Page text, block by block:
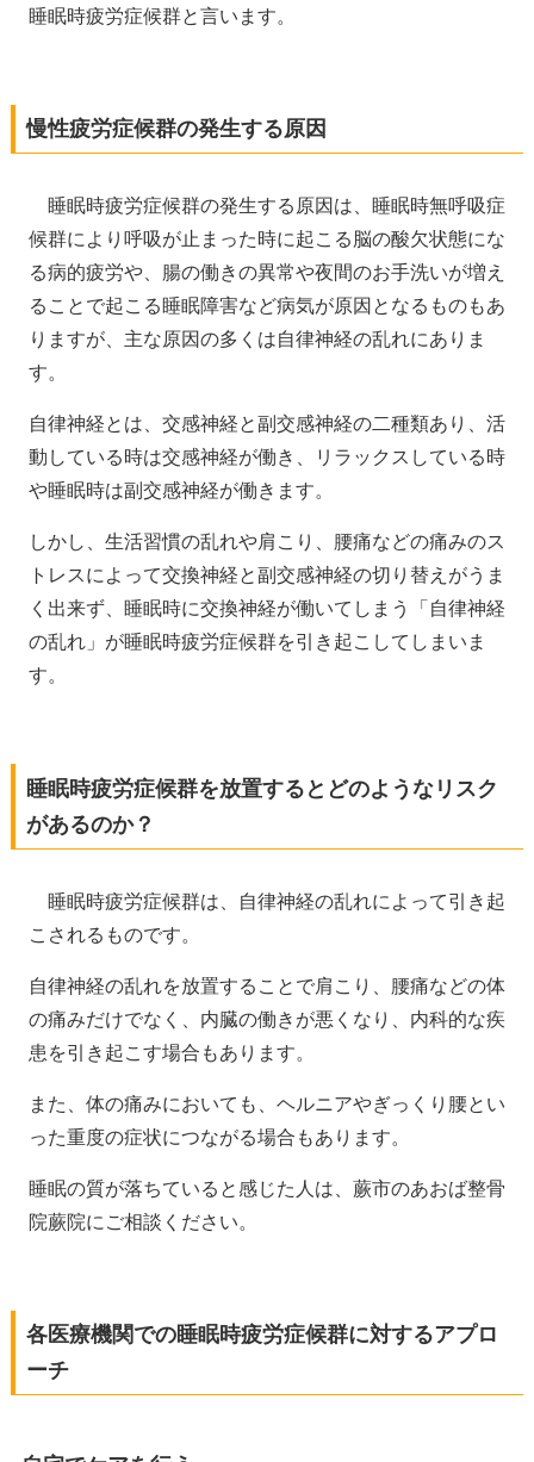
睡眠時疲労症候群と言います。
慢性疲労症候群の発生する原因
睡眠時疲労症候群の発生する原因は、睡眠時無呼吸症
候群により呼吸が止まった時に起こる脳の酸欠状態にな
る病的疲労や、腸の働きの異常や夜間のお手洗いが増え
ることで起こる睡眠障害など病気が原因となるものもあ
りますが、主な原因の多くは自律神経の乱れにありま
す。
自律神経とは、交感神経と副交感神経の二種類あり、活
動している時は交感神経が働き、リラックスしている時
や睡眠時は副交感神経が働きます。
しかし、生活習慣の乱れや肩こり、腰痛などの痛みのス
トレスによって交換神経と副交感神経の切り替えがうま
く出来ず、睡眠時に交換神経が働いてしまう「自律神経
の乱れ」が睡眠時疲労症候群を引き起こしてしまいま
す。
睡眠時疲労症候群を放置するとどのようなリスク
があるのか？
睡眠時疲労症候群は、自律神経の乱れによって引き起
こされるものです。
自律神経の乱れを放置することで肩こり、腰痛などの体
の痛みだけでなく、内臓の働きが悪くなり、内科的な疾
患を引き起こす場合もあります。
また、体の痛みにおいても、ヘルニアやぎっくり腰とい
った重度の症状につながる場合もあります。
睡眠の質が落ちていると感じた人は、蕨市のあおば整骨
院蕨院にご相談ください。
各医療機関での睡眠時疲労症候群に対するアプロ
ーチ